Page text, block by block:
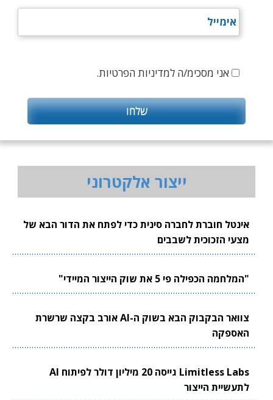
אני מסכימ/ה למדיניות הפרטיות.
ייצור אלקטרוני
אינטל חוברת לחברה סינית כדי לפתח את הדור הבא של
מצעי הזכוכית לשבבים
"המלחמה הכפילה פי 5 את שוק הייצור המיידי"
צוואר הבקבוק הבא בשוק ה-AI אורב בקצה שרשרת
האספקה
Limitless Labs גייסה 20 מיליון דולר לפיתוח AI
לתעשיית הייצור